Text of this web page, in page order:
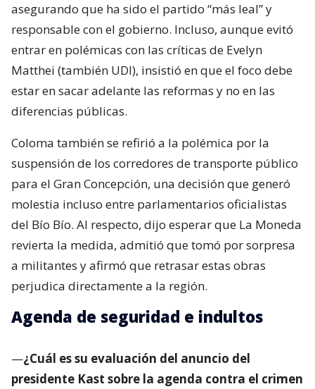
asegurando que ha sido el partido “más leal” y
responsable con el gobierno. Incluso, aunque evitó
entrar en polémicas con las críticas de Evelyn
Matthei (también UDI), insistió en que el foco debe
estar en sacar adelante las reformas y no en las
diferencias públicas.
Coloma también se refirió a la polémica por la
suspensión de los corredores de transporte público
para el Gran Concepción, una decisión que generó
molestia incluso entre parlamentarios oficialistas
del Bío Bío. Al respecto, dijo esperar que La Moneda
revierta la medida, admitió que tomó por sorpresa
a militantes y afirmó que retrasar estas obras
perjudica directamente a la región.
Agenda de seguridad e indultos
—¿Cuál es su evaluación del anuncio del
presidente Kast sobre la agenda contra el crimen